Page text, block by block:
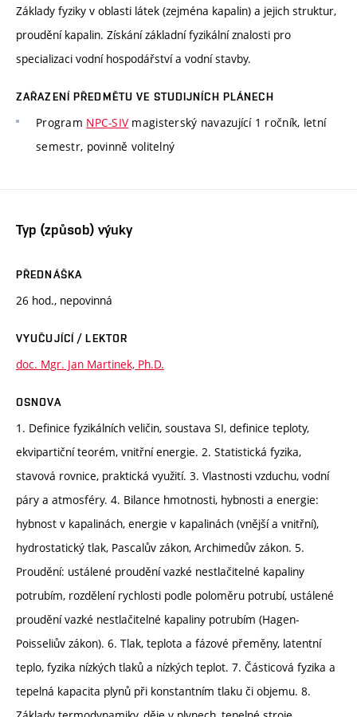
Základy fyziky v oblasti látek (zejména kapalin) a jejich struktur,
proudění kapalin. Získání základní fyzikální znalosti pro
specializaci vodní hospodářství a vodní stavby.
ZAŘAZENÍ PŘEDMĚTU VE STUDIJNÍCH PLÁNECH
Program NPC-SIV magisterský navazující 1 ročník, letní
semestr, povinně volitelný
Typ (způsob) výuky
PŘEDNÁŠKA
26 hod., nepovinná
VYUČUJÍCÍ / LEKTOR
doc. Mgr. Jan Martinek, Ph.D.
OSNOVA
1. Definice fyzikálních veličin, soustava SI, definice teploty,
ekvipartiční teorém, vnitřní energie. 2. Statistická fyzika,
stavová rovnice, praktická využití. 3. Vlastnosti vzduchu, vodní
páry a atmosféry. 4. Bilance hmotnosti, hybnosti a energie:
hybnost v kapalinách, energie v kapalinách (vnější a vnitřní),
hydrostatický tlak, Pascalův zákon, Archimedův zákon. 5.
Proudění: ustálené proudění vazké nestlačitelné kapaliny
potrubím, rozdělení rychlosti podle poloměru potrubí, ustálené
proudění vazké nestlačitelné kapaliny potrubím (Hagen-
Poisseliův zákon). 6. Tlak, teplota a fázové přeměny, latentní
teplo, fyzika nízkých tlaků a nízkých teplot. 7. Částicová fyzika a
tepelná kapacita plynů při konstantním tlaku či objemu. 8.